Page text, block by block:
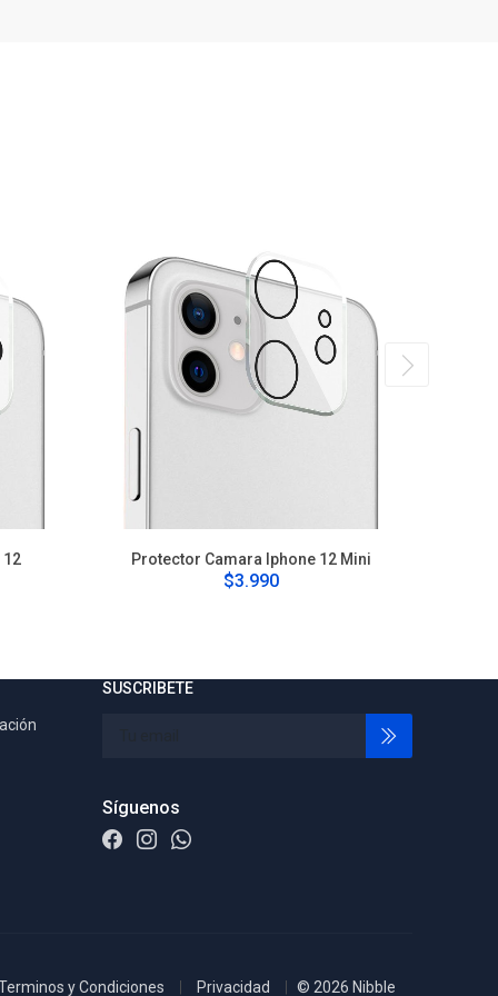
Protector Camara Iphone 12 Mini
$3.990
SUSCRIBETE
Síguenos
y Condiciones Privacidad © 2026 Nibble